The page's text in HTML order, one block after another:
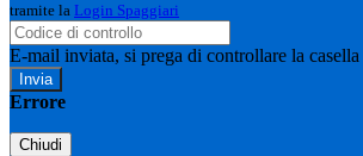
tramite la Login Spaggiari
E-mail inviata, si prega di controllare la
Errore
Chiudi